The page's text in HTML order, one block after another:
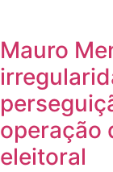
Mauro
operação
eleitoral